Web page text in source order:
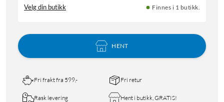
Velg din butikk Finnes i 1 butikk.
HENT
Fri frakt fra 599,- Fri retur
Rask levering Hent i butikk, GRATIS!